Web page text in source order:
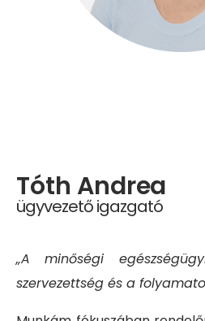
Tóth Andrea
ügyvezető igazgató
„A minőségi
szervezettség és a